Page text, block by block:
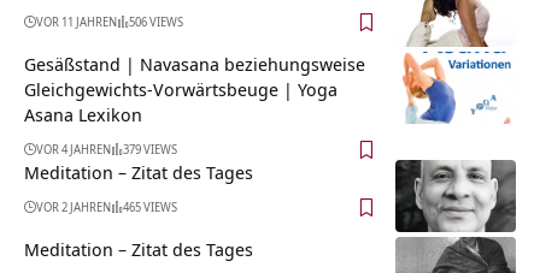
VOR 11 JAHREN 506 VIEWS
Gesäßstand | Navasana beziehungsweise
Gleichgewichts-Vorwärtsbeuge | Yoga
Asana Lexikon
VOR 4 JAHREN 379 VIEWS
Meditation – Zitat des Tages
VOR 2 JAHREN 465 VIEWS
Meditation – Zitat des Tages